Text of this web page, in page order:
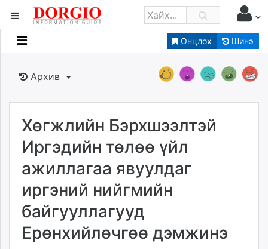
Онцлох Шинэ
Мэдээллийн
Банк санхүү
Бизнес ААН
Төрийн
dorgio.mn
Gogo.mn
caak.mn
news.mn
zindaa.mn
Архив
Хөгжлийн Бэрхшээлтэй
Иргэдийн төлөө үйл
ажиллагаа явуулдаг
иргэний нийгмийн
байгууллагууд
Ерөнхийлөчгөө дэмжинэ